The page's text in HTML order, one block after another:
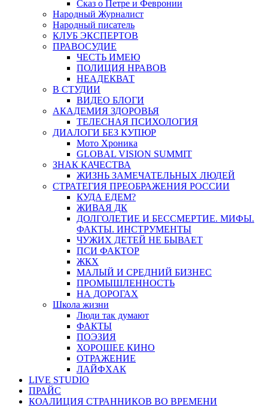
Сказ о Петре и Февронии
Народный Журналист
Народный писатель
КЛУБ ЭКСПЕРТОВ
ПРАВОСУДИЕ
ЧЕСТЬ ИМЕЮ
ПОЛИЦИЯ НРАВОВ
НЕАДЕКВАТ
В СТУДИИ
ВИДЕО БЛОГИ
АКАДЕМИЯ ЗДОРОВЬЯ
ТЕЛЕСНАЯ ПСИХОЛОГИЯ
ДИАЛОГИ БЕЗ КУПЮР
Мото Хроника
GLOBAL VISION SUMMIT
ЗНАК КАЧЕСТВА
ЖИЗНЬ ЗАМЕЧАТЕЛЬНЫХ ЛЮДЕЙ
СТРАТЕГИЯ ПРЕОБРАЖЕНИЯ РОССИИ
КУДА ЕДЕМ?
ЖИВАЯ ДК
ДОЛГОЛЕТИЕ И БЕССМЕРТИЕ. МИФЫ.
ФАКТЫ. ИНСТРУМЕНТЫ
ЧУЖИХ ДЕТЕЙ НЕ БЫВАЕТ
ПСИ ФАКТОР
ЖКХ
МАЛЫЙ И СРЕДНИЙ БИЗНЕС
ПРОМЫШЛЕННОСТЬ
НА ДОРОГАХ
Школа жизни
Люди так думают
ФАКТЫ
ПОЭЗИЯ
ХОРОШЕЕ КИНО
ОТРАЖЕНИЕ
ЛАЙФХАК
LIVE STUDIO
ПРАЙС
КОАЛИЦИЯ СТРАННИКОВ ВО ВРЕМЕНИ